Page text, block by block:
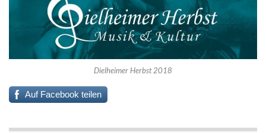
Dielheimer Herbst 2018
Auf Facebook teilen